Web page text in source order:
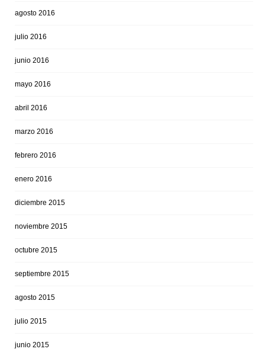
agosto 2016
julio 2016
junio 2016
mayo 2016
abril 2016
marzo 2016
febrero 2016
enero 2016
diciembre 2015
noviembre 2015
octubre 2015
septiembre 2015
agosto 2015
julio 2015
junio 2015